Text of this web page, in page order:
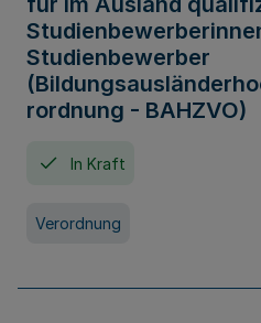
Studienbewerber
rordnung - BAHZVO)
In Kraft
Verordnung